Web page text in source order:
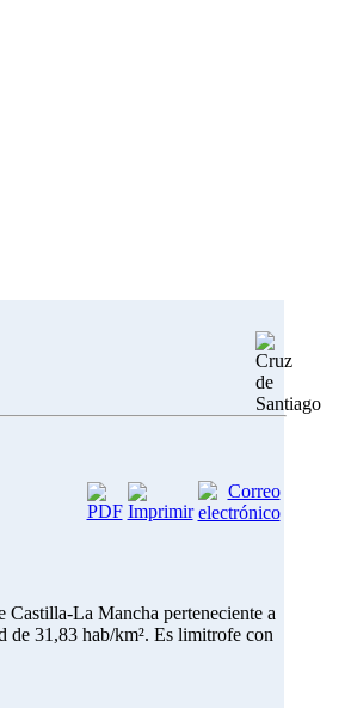
La Mancha perteneciente a
de 31,83 hab/km². Es limitrofe con